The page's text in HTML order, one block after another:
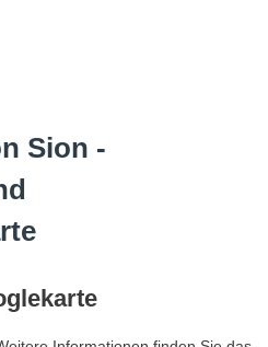
Sion -